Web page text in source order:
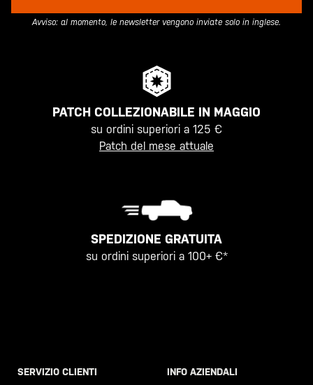
Avviso: al momento, le newsletter vengono inviate solo in inglese.
PATCH COLLEZIONABILE IN MAGGIO
su ordini superiori a 125 €
Patch del mese attuale
SPEDIZIONE GRATUITA
su ordini superiori a 100+ €*
SERVIZIO CLIENTI
INFO AZIENDALI